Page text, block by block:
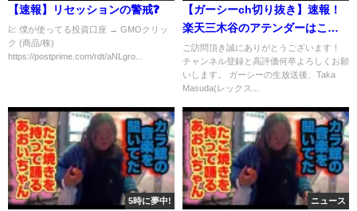
【速報】リセッションの警戒❓
💹 僕が使ってる投資口座 → GMOクリッ
ク (商品/株)
https://postprime.com/rdt/aNLgro...
【ガーシーch切り抜き】速報！
楽天三木谷のアテンダーはこい
つです→レックス東京Taka
Masuda/ウクライナ外人女性モ
デルパーティー/LEX TOKYO/赤
の裏側】
ご訪問頂き誠にありがとうございます！
チャンネル登録と高評価何卒よろしくお願
いします。 ガーシーの生放送後、Taka
Masuda(レックス...
5時に夢中! ニュース